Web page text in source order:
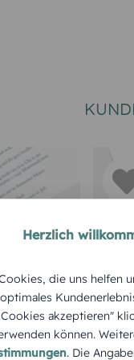
Herzlich
die uns helfen
akzeptieren"
können.
. Die